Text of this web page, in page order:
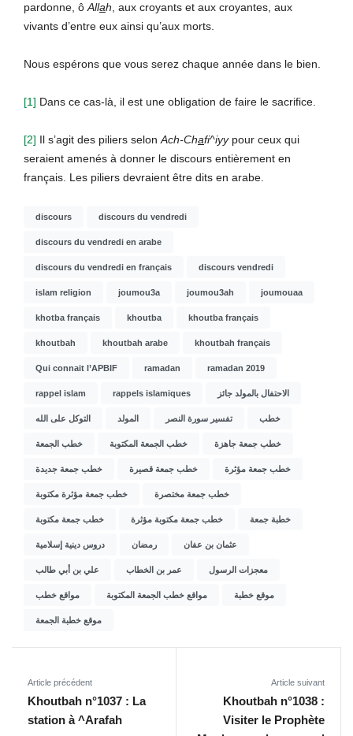
pardonne, ôAllah, aux croyants et aux croyantes, aux
vivants d’entre eux ainsi qu’aux morts.
Nous espérons que vous serez chaque année dans le bien.
[1] Dans ce cas-là, il est une obligation de faire le sacrifice.
[2] Il s’agit des piliers selonAch-Chafi^iyypour ceux qui
seraient amenés à donner le discours entièrement en
français. Les piliers devraient être dits en arabe.
discours discours du vendredi
discours du vendredi en arabe
discours du vendredi en français discours vendredi
islam religion joumou3a joumou3ah joumouaa
khotba français khoutba khoutba français
khoutbah khoutbah arabe khoutbah français
Qui connait l’APBIF ramadan ramadan 2019
rappel islam rappels islamiques الاحتفال بالمولد جائز
التوكل على الله المولد تفسير سورة النصر خطب
خطب الجمعة خطب الجمعة المكتوبة خطب جمعة جاهزة
خطب جمعة جديدة خطب جمعة قصيرة خطب جمعة مؤثرة
خطب جمعة مؤثرة مكتوبة خطب جمعة مختصرة
خطب جمعة مكتوبة خطب جمعة مكتوبة مؤثرة خطبة جمعة
دروس دينية إسلامية رمضان عثمان بن عفان
علي بن أبي طالب عمر بن الخطاب معجزات الرسول
مواقع خطب مواقع خطب الجمعة المكتوبة موقع خطبة
موقع خطبة الجمعة
Article précédent
Khoutbah n°1037 : La
station à ^Arafah
Article suivant
Khoutbah n°1038 :
Visiter le Prophète